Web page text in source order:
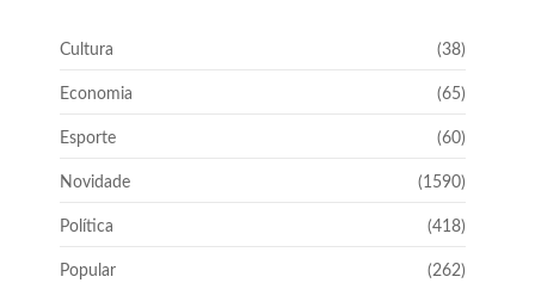
Cultura (38)
Economia (65)
Esporte (60)
Novidade (1590)
Política (418)
Popular (262)